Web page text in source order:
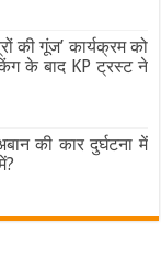
की गूंज’ कार्यक्रम को
के बाद KP ट्रस्ट ने
की कार दुर्घटना में